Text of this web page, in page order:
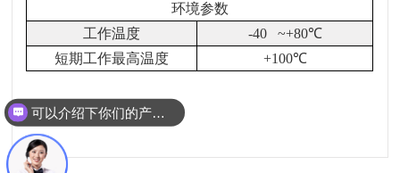
环境参数
工作温度
-40 ~+80℃
短期工作最高温度
+100℃